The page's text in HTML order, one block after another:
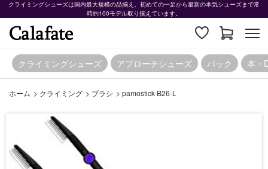
クライミングシューズは国内最大規模の品揃え。初めての一足から最新の本気シューズまで常
時約100モデル取り揃えています。
クライミングシューズ アプローチシューズ パック 本・
ホーム > クライミング > ブラシ > pamostick B26-L